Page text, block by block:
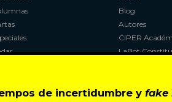
de incertidumbre yfake
Blog
Autores
CIPER
LaBot